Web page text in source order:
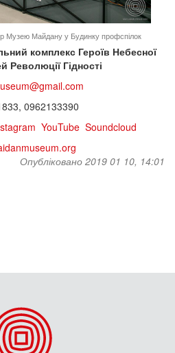
Музею Майдану у Будинку профспілок
комплекс Героїв Небесної
Революції Гідності
0962133390
YouTube​ Soundcloud
Опубліковано 2019 01 10, 14:01